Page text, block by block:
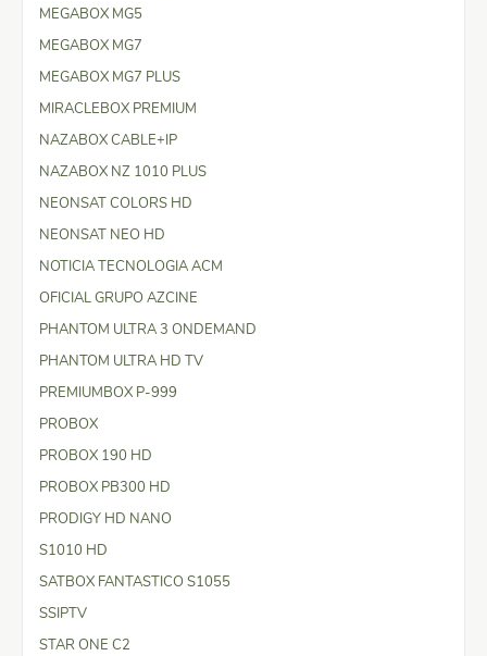
MEGABOX MG5
MEGABOX MG7
MEGABOX MG7 PLUS
MIRACLEBOX PREMIUM
NAZABOX CABLE+IP
NAZABOX NZ 1010 PLUS
NEONSAT COLORS HD
NEONSAT NEO HD
NOTICIA TECNOLOGIA ACM
OFICIAL GRUPO AZCINE
PHANTOM ULTRA 3 ONDEMAND
PHANTOM ULTRA HD TV
PREMIUMBOX P-999
PROBOX
PROBOX 190 HD
PROBOX PB300 HD
PRODIGY HD NANO
S1010 HD
SATBOX FANTASTICO S1055
SSIPTV
STAR ONE C2